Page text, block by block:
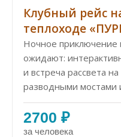
Клубный рейс
теплоходе
Ночное приключение
ожидают:
и встреча рассвета
разводными мостами
2700 ₽
за человека